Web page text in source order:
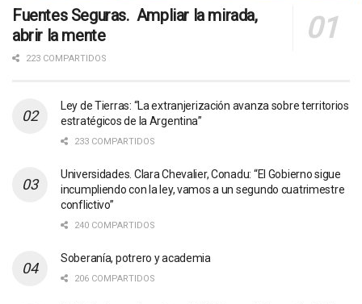
Fuentes Seguras. Ampliar la mirada,
abrir la mente
223 COMPARTIDOS
Ley de Tierras: “La extranjerización avanza sobre territorios
estratégicos de la Argentina”
233 COMPARTIDOS
Universidades. Clara Chevalier, Conadu: “El Gobierno sigue
incumpliendo con la ley, vamos a un segundo cuatrimestre
conflictivo”
240 COMPARTIDOS
Soberanía, potrero y academia
206 COMPARTIDOS